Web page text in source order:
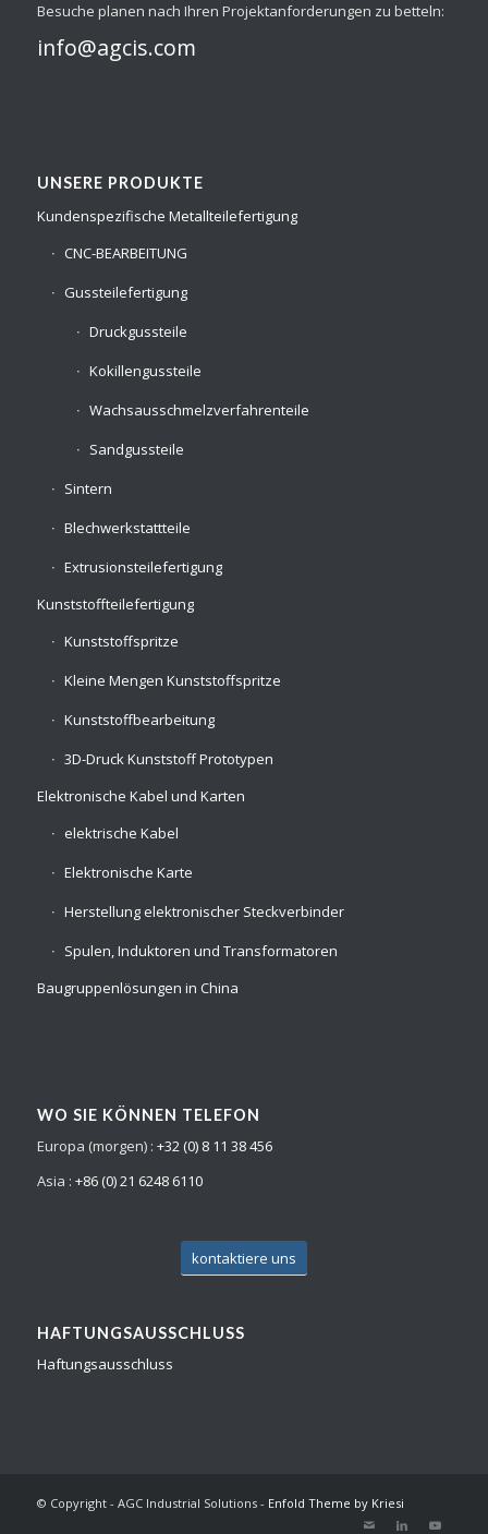
Besuche planen nach Ihren Projektanforderungen zu betteln:
info@agcis.com
UNSERE PRODUKTE
Kundenspezifische Metallteilefertigung
CNC-BEARBEITUNG
Gussteilefertigung
Druckgussteile
Kokillengussteile
Wachsausschmelzverfahrenteile
Sandgussteile
Sintern
Blechwerkstattteile
Extrusionsteilefertigung
Kunststoffteilefertigung
Kunststoffspritze
Kleine Mengen Kunststoffspritze
Kunststoffbearbeitung
3D-Druck Kunststoff Prototypen
Elektronische Kabel und Karten
elektrische Kabel
Elektronische Karte
Herstellung elektronischer Steckverbinder
Spulen, Induktoren und Transformatoren
Baugruppenlösungen in China
WO SIE KÖNNEN TELEFON
Europa (morgen) : +32 (0) 8 11 38 456
Asia : +86 (0) 21 6248 6110
kontaktiere uns
HAFTUNGSAUSSCHLUSS
Haftungsausschluss
© Copyright - AGC Industrial Solutions - Enfold Theme by Kriesi